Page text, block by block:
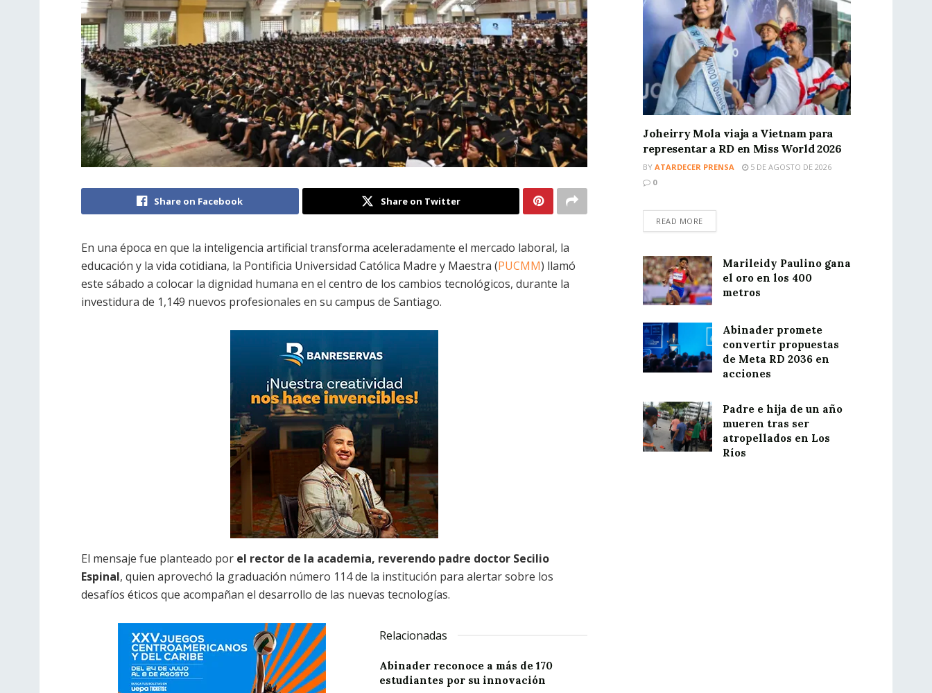
Share on Facebook Share on Twitter
En una época en que la inteligencia artificial transforma aceleradamente el mercado laboral, la
educación y la vida cotidiana, la Pontificia Universidad Católica Madre y Maestra (PUCMM) llamó
este sábado a colocar la dignidad humana en el centro de los cambios tecnológicos, durante la
investidura de 1,149 nuevos profesionales en su campus de Santiago.
El mensaje fue planteado por el rector de la academia, reverendo padre doctor Secilio
Espinal, quien aprovechó la graduación número 114 de la institución para alertar sobre los
desafíos éticos que acompañan el desarrollo de las nuevas tecnologías.
Relacionadas
Abinader reconoce a más de 170
estudiantes por su innovación
Joheirry Mola viaja a Vietnam para
representar a RD en Miss World 2026
BY ATARDECER PRENSA
5 DE AGOSTO DE 2026
0
READ MORE
Marileidy Paulino gana
el oro en los 400
metros
Abinader promete
convertir propuestas
de Meta RD 2036 en
acciones
Padre e hija de un año
mueren tras ser
atropellados en Los
Ríos